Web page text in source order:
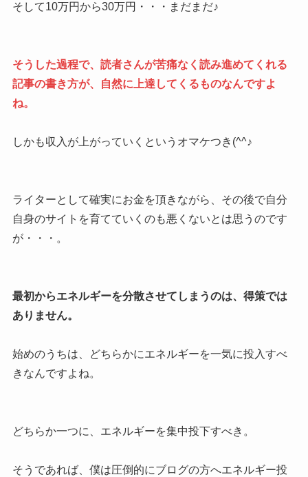
そして10万円から30万円・・・まだまだ♪
そうした過程で、読者さんが苦痛なく読み進めてくれる
記事の書き方が、自然に上達してくるものなんですよ
ね。
しかも収入が上がっていくというオマケつき(^^♪
ライターとして確実にお金を頂きながら、その後で自分
自身のサイトを育てていくのも悪くないとは思うのです
が・・・。
最初からエネルギーを分散させてしまうのは、得策では
ありません。
始めのうちは、どちらかにエネルギーを一気に投入すべ
きなんですよね。
どちらか一つに、エネルギーを集中投下すべき。
そうであれば、僕は圧倒的にブログの方へエネルギー投